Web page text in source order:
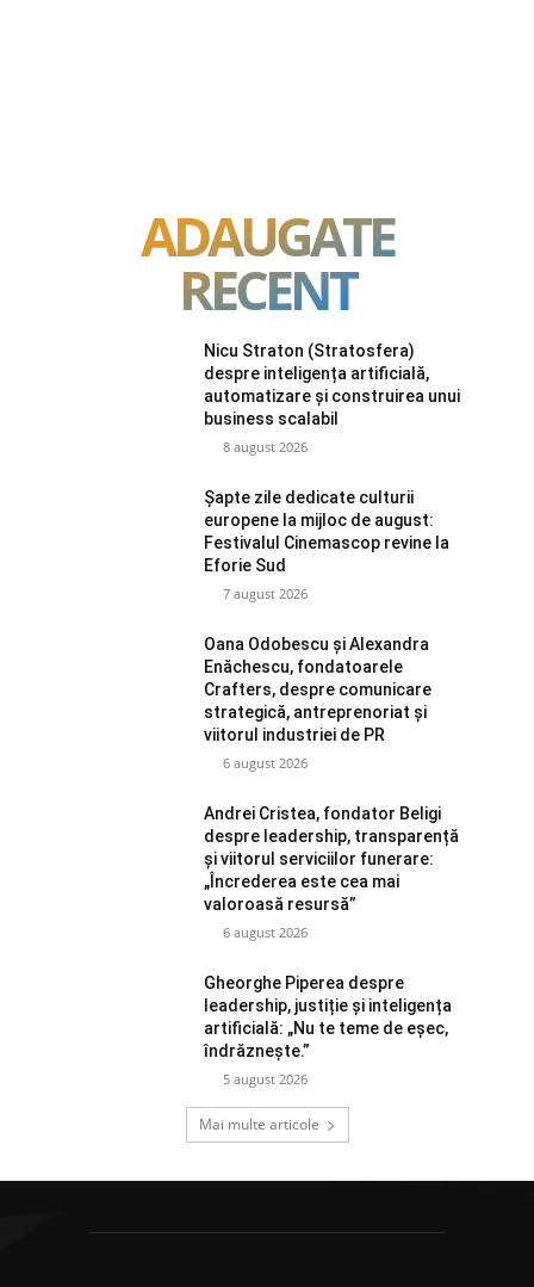
ADAUGATE
RECENT
Nicu Straton (Stratosfera)
despre inteligența artificială,
automatizare și construirea unui
business scalabil
8 august 2026
Șapte zile dedicate culturii
europene la mijloc de august:
Festivalul Cinemascop revine la
Eforie Sud
7 august 2026
Oana Odobescu și Alexandra
Enăchescu, fondatoarele
Crafters, despre comunicare
strategică, antreprenoriat și
viitorul industriei de PR
6 august 2026
Andrei Cristea, fondator Beligi
despre leadership, transparență
și viitorul serviciilor funerare:
„Încrederea este cea mai
valoroasă resursă”
6 august 2026
Gheorghe Piperea despre
leadership, justiție și inteligența
artificială: „Nu te teme de eșec,
îndrăznește.”
5 august 2026
Mai multe articole